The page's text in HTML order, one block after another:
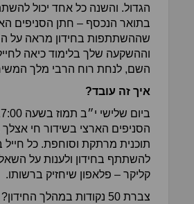
הגדול. והשנה כל אחד יכול
בתואר הנכסף – חתן הסניפים
שההשתתפות בחידון מראה על
וההשקעה שלך בלימוד כיאה
השם, לנחת רוח הרבי מלך
איך זה עובד?
הסניפים הארצי בשידור חי
תוכנית מרתקת וסוחפת. כל חייל
להשתתף בחידון ולענות על
קליקר – פלאפון שיחזיק ברשותו.
צברת 50 נקודות במהלך